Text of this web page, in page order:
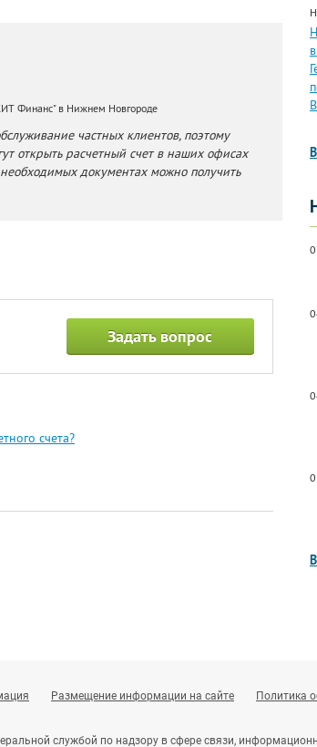
Финанс" в Нижнем Новгороде
частных клиентов, поэтому
открыть расчетный счет в наших офисах
документах можно получить
Задать вопрос
счета?
Размещение информации на сайте Политика
службой по надзору в сфере связи,